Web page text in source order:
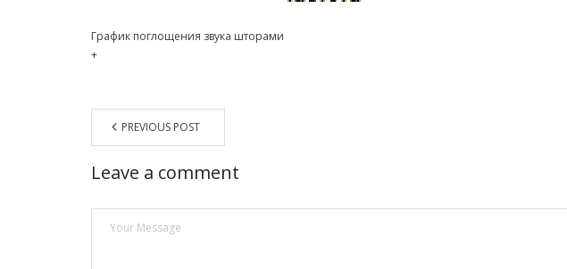
График поглощения звука шторами
+
PREVIOUS POST
Leave a comment